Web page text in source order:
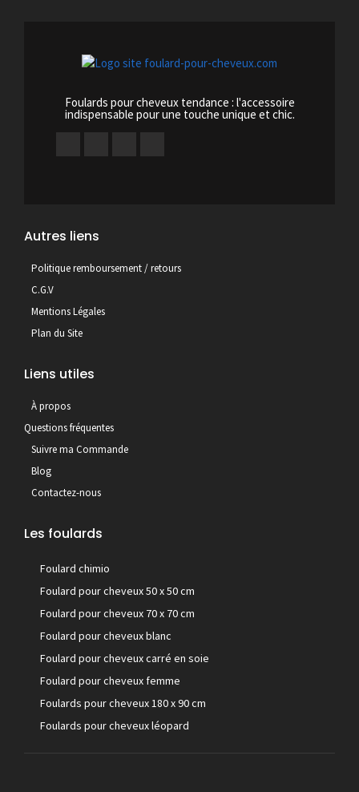
Foulards pour cheveux tendance : l'accessoire
indispensable pour une touche unique et chic.
Autres liens
Politique remboursement / retours
C.G.V
Mentions Légales
Plan du Site
Liens utiles
À propos
Questions fréquentes
Suivre ma Commande
Blog
Contactez-nous
Les foulards
Foulard chimio
Foulard pour cheveux 50 x 50 cm
Foulard pour cheveux 70 x 70 cm
Foulard pour cheveux blanc
Foulard pour cheveux carré en soie
Foulard pour cheveux femme
Foulards pour cheveux 180 x 90 cm
Foulards pour cheveux léopard